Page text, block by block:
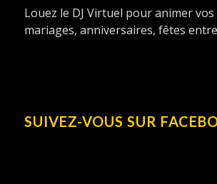
Louez le DJ Virtuel pour animer vos
mariages, anniversaires, fêtes
SUIVEZ-VOUS SUR